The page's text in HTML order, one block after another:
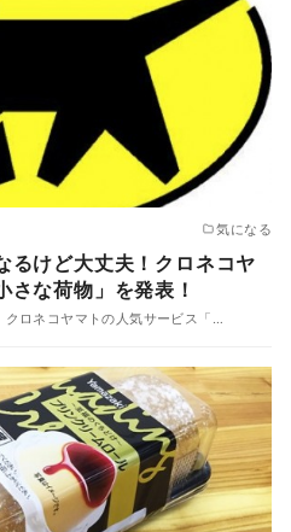
気になる
るけど大丈夫！クロネコヤ
さな荷物」を発表！
ロネコヤマトの人気サービス「…